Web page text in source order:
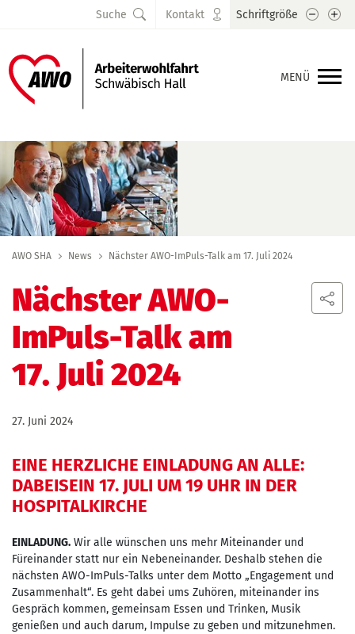
MENÜ
Suche Kontakt Schriftgröße Schrift
AWO SHA News Nächster AWO-ImPuls-Talk am 17. Juli 2024
Nächster AWO-
ImPuls-Talk am
17. Juli 2024
27. Juni 2024
EINE HERZLICHE EINLADUNG AN ALLE:
DABEISEIN 17. JULI UM 19 UHR IN DER
HOSPITALKIRCHE
EINLADUNG. Wir alle wünschen uns mehr Miteinander und
Füreinander statt nur ein Nebeneinander. Deshalb stehen die
nächsten AWO-ImPuls-Talks unter dem Motto „Engagement und
Zusammenhalt“. Es geht dabei ums Zuhören, miteinander ins
Gespräch kommen, gemeinsam Essen und Trinken, Musik
genießen und auch darum, Impulse zu geben und mitzunehmen.